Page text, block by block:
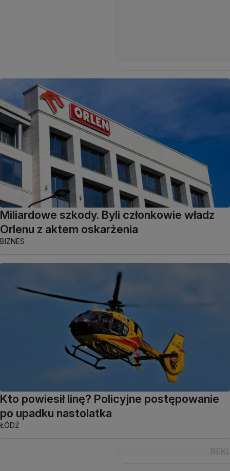
Miliardowe szkody. Byli członkowie władz
Orlenu z aktem oskarżenia
BIZNES
Kto powiesił linę? Policyjne postępowanie
po upadku nastolatka
ŁÓDŹ